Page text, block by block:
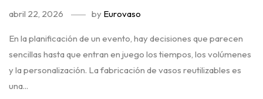
abril 22, 2026 by Eurovaso
En la planificación de un evento, hay decisiones que parecen
sencillas hasta que entran en juego los tiempos, los volúmenes
y la personalización. La fabricación de vasos reutilizables es
una...